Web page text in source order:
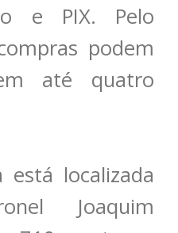
e PIX. Pelo
podem
até quatro
localizada
Joaquim